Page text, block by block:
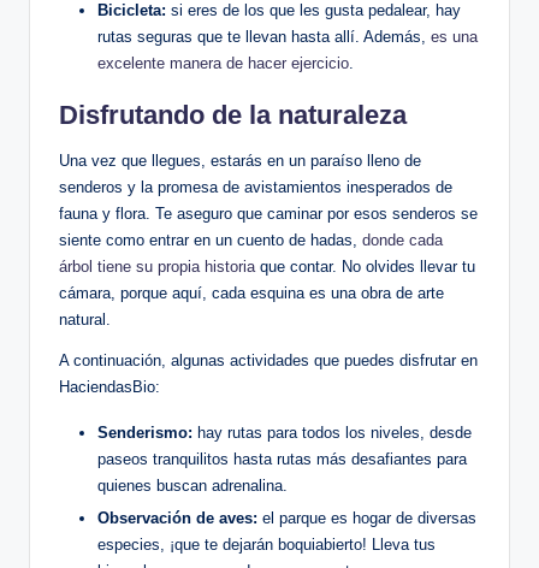
Bicicleta: si eres de los que les gusta pedalear, hay
rutas seguras que te llevan hasta allí. Además, es una
excelente manera de hacer ejercicio.
Disfrutando de la naturaleza
Una vez que llegues, estarás en un paraíso lleno de
senderos y la promesa de avistamientos inesperados de
fauna y flora. Te aseguro que caminar por esos senderos se
siente como entrar en un cuento de hadas, donde cada
árbol tiene su propia historiaque contar. No olvides llevar tu
cámara, porque aquí, cada esquina es una obra de arte
natural.
A continuación, algunas actividades que puedes disfrutar en
HaciendasBio:
Senderismo: hay rutas para todos los niveles, desde
paseos tranquilitos hasta rutas más desafiantes para
quienes buscan adrenalina.
Observación de aves: el parque es hogar de diversas
especies, ¡que te dejarán boquiabierto! Lleva tus